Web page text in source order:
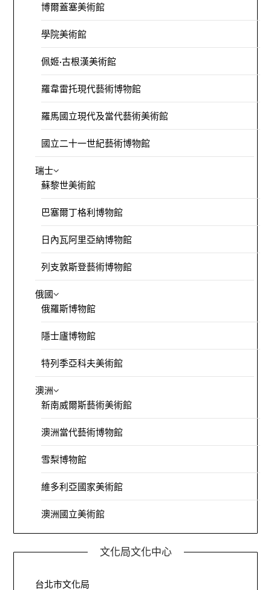
博爾蓋塞美術館
學院美術館
佩姬·古根漢美術館
羅韋雷托現代藝術博物館
羅馬國立現代及當代藝術美術館
國立二十一世紀藝術博物館
瑞士
蘇黎世美術館
巴塞爾丁格利博物館
日內瓦阿里亞納博物館
列支敦斯登藝術博物館
俄國
俄羅斯博物館
隱士廬博物館
特列季亞科夫美術館
澳洲
新南威爾斯藝術美術館
澳洲當代藝術博物館
雪梨博物館
維多利亞國家美術館
澳洲國立美術館
文化局文化中心
台北市文化局